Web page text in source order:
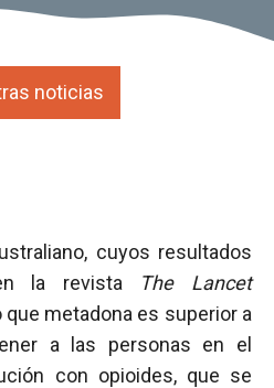
noticias
cuyos resultados
la revista
The Lancet
que metadona es superior a
a las personas en el
con opioides, que se